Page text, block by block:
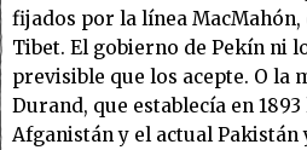
fijados por la línea MacMahón,
Tibet. El gobierno de Pekín ni
previsible que los acepte. O la
Durand, que establecía en
Afganistán y el actual Pakistán